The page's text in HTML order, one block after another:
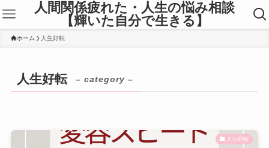
人間関係疲れた・人生の悩み相談
【輝いた自分で生きる】
ホーム 人生好転
人生好転 – category –
人生好転